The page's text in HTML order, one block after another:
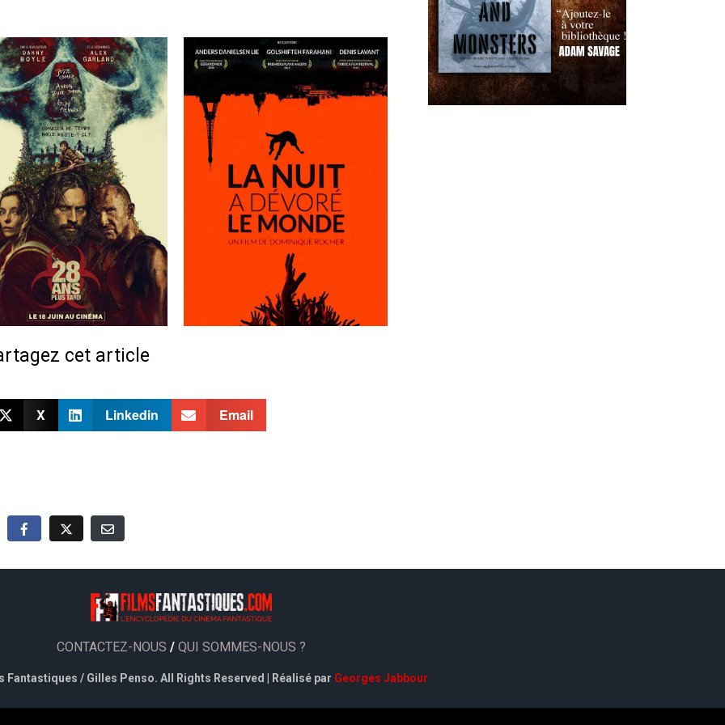
cet article
X Linkedin Email
CONTACTEZ-NOUS / QUI SOMMES-NOUS ?
Fantastiques / Gilles Penso. All Rights Reserved | Réalisé par Georges Jabbour